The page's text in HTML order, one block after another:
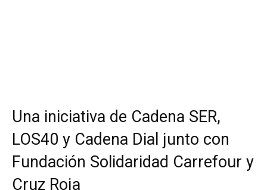
Una iniciativa de Cadena SER,
LOS40 y Cadena Dial junto con
Fundación Solidaridad Carrefour y
Cruz Roja